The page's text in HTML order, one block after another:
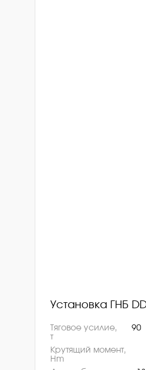
Установка ГНБ
Тяговое усилие,
т
90
Крутящий момент,
Hm